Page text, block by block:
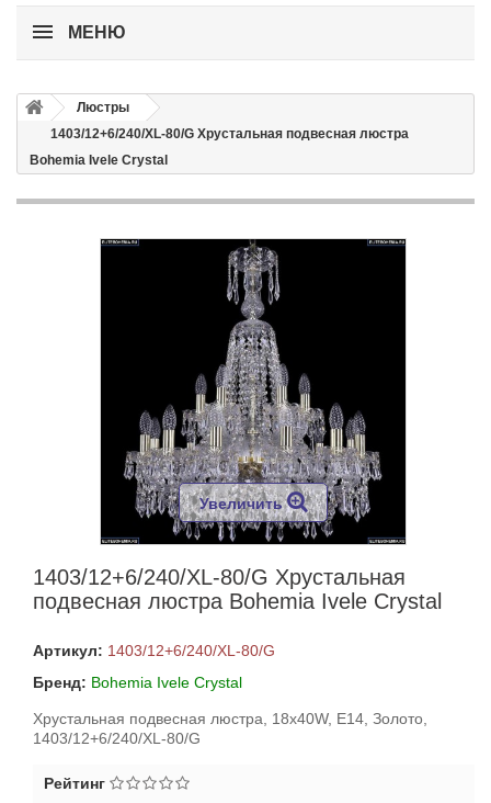
МЕНЮ
Люстры
1403/12+6/240/XL-80/G Хрустальная подвесная люстра
Bohemia Ivele Crystal
Увеличить
1403/12+6/240/XL-80/G Хрустальная
подвесная люстра Bohemia Ivele Crystal
Артикул: 1403/12+6/240/XL-80/G
Бренд: Bohemia Ivele Crystal
Хрустальная подвесная люстра, 18x40W, E14, Золото,
1403/12+6/240/XL-80/G
Рейтинг